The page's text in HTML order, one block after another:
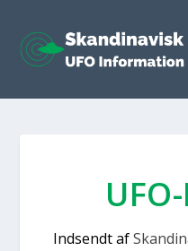
Indsendt af